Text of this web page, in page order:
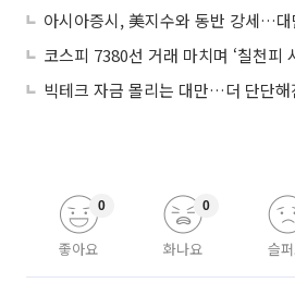
아시아증시, 美지수와 동반 강세…
빅테크 자금 몰리는 대만…더 단단해
좋아요
0
화나요
0
슬